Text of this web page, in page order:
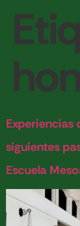
Experiencias
siguientes
Escuela